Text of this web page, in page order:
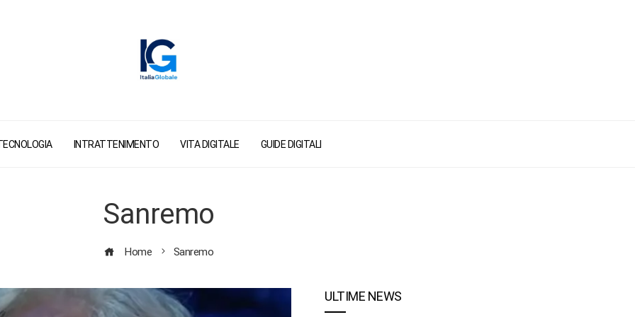
INTRATTENIMENTO VITA DIGITALE GUIDE DIGITALI
Sanremo
Home Sanremo
ULTIME NEWS